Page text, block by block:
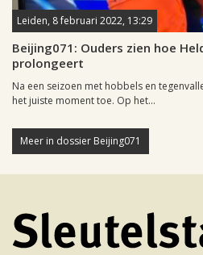
Leiden, 8 februari 2022, 13:29
Beijing071: Ouders zien hoe
prolongeert
Na een seizoen met hobbels en
het juiste moment toe. Op het...
Meer in dossier Beijing071